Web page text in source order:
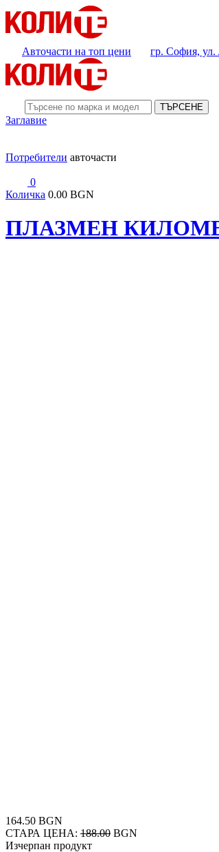
Авточасти на топ цени гр. София,
ТЪРСЕНЕ
Заглавие
Потребители авточасти
0
Количка 0.00 BGN
ПЛАЗМЕН
164.50 BGN
СТАРА ЦЕНА: 188.00 BGN
Изчерпан продукт